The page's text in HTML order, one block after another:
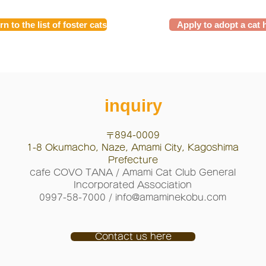
to the list of foster cats Apply to adopt a cat
inquiry
〒894-0009
1-8 Okumacho, Naze, Amami City, Kagoshima
Prefecture
cafe COVO TANA / Amami Cat Club General
Incorporated Association
0997-58-7000 / info@amaminekobu.com
Contact us here